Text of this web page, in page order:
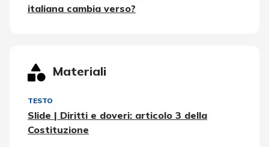
italiana cambia verso?
Materiali
TESTO
Slide | Diritti e doveri: articolo 3 della
Costituzione